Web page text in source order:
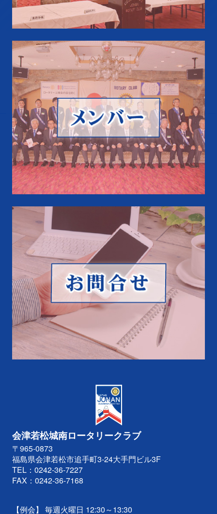
会津若松城南ロータリークラブ
〒965-0873
福島県会津若松市追手町3-24大手門ビル3F
TEL： 0242-36-7227
FAX：0242-36-7168
【例会】 毎週火曜日 12:30～13:30